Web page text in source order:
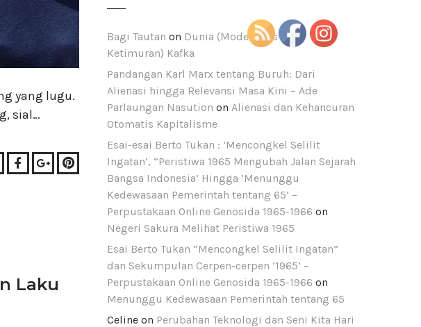
yang lugu.
sial…
TwitterFacebookGoogle+Pinterest
Laku
Bagi Tautan on Dunia (Modernitas dan
Ketimuran) Kafka
Pandangan Karl Marx tentang Buruh: Dari
Alienasi hingga Relevansi Masa Kini – Ade
Parlaungan Nasution on Alienasi dan Kehancuran
Otomatis Kapitalisme
Esai-esai Berto Tukan : ‘Mencongkel Selilit
Ingatan’, “Peristiwa 1965 Mengubah Jalan Sejarah
Bangsa Indonesia’ Hingga ‘Menunggu
Kedewasaan Pemerintah tentang 65’ –
Perpustakaan Online Genosida 1965-1966 on
Negeri Sakura Melihat Peristiwa 1965
Esai Berto Tukan “Mencongkel Selilit Ingatan”
dan Sekumpulan Cerpen-cerpen ’1965’ –
Perpustakaan Online Genosida 1965-1966 on
Menunggu Kedewasaan Pemerintah tentang 65
Celine on Perubahan Teknologi dan Seni Kita Hari